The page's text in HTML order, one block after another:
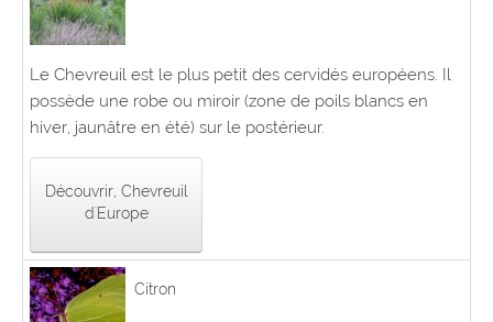
Le Chevreuil est le plus petit des cervidés européens. Il
possède une robe ou miroir (zone de poils blancs en
hiver, jaunâtre en été) sur le postérieur.
Découvrir, Chevreuil
d'Europe
Citron